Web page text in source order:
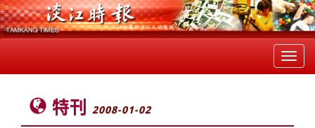
特刊 2008-01-02